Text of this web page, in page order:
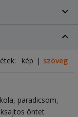
kép szöveg
paradicsom
öntet